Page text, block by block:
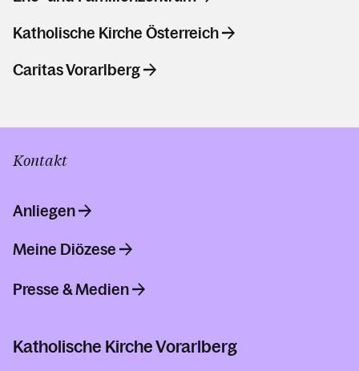
Katholische Kirche Österreich
Caritas Vorarlberg
Kontakt
Anliegen
Meine Diözese
Presse & Medien
Katholische Kirche Vorarlberg